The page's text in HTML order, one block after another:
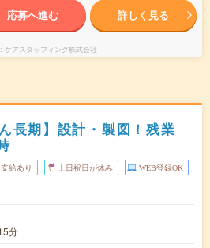
応募へ進む 詳しく見る
ケアスタッフィング株式会社
長期】設計・製図！残業
給あり 土日祝日が休み WEB登録OK
分